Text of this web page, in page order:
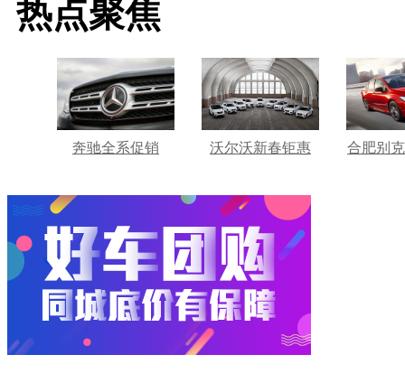
热点聚焦
奔驰全系促销 沃尔沃新春钜惠 合肥别